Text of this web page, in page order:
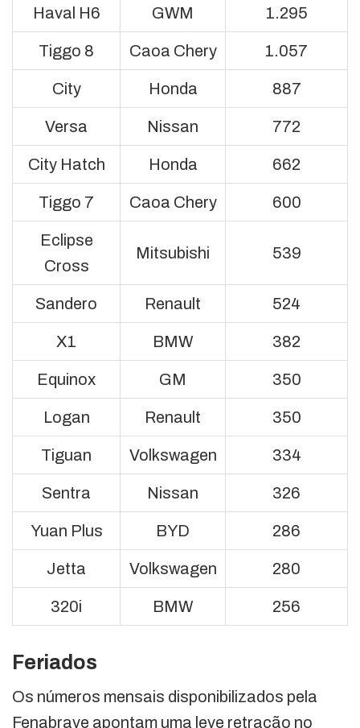
Haval H6 GWM 1.295
Tiggo 8 Caoa Chery 1.057
City Honda 887
Versa Nissan 772
City Hatch Honda 662
Tiggo 7 Caoa Chery 600
Eclipse
Cross
Mitsubishi 539
Sandero Renault 524
X1 BMW 382
Equinox GM 350
Logan Renault 350
Tiguan Volkswagen 334
Sentra Nissan 326
Yuan Plus BYD 286
Jetta Volkswagen 280
320i BMW 256
Feriados
Os números mensais disponibilizados pela
Fenabrave apontam uma leve retração no